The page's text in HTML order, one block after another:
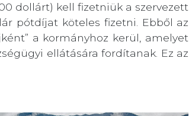
dollárt) kell fizetniük a szervezett
pótdíjat köteles fizetni. Ebből az
a kormányhoz kerül, amelyet
ellátására fordítanak. Ez az